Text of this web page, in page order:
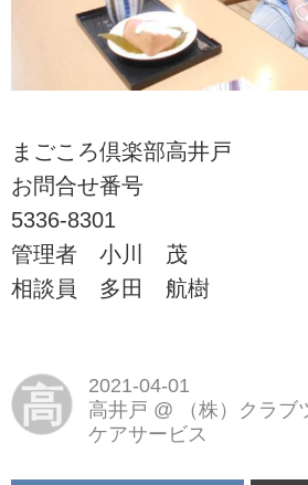
まごころ倶楽部高井戸
お問合せ番号
5336-8301
管理者 小川 茂
相談員 多田 航樹
高
2021-04-01
高井戸 @
（株）クラ
ケアサービス